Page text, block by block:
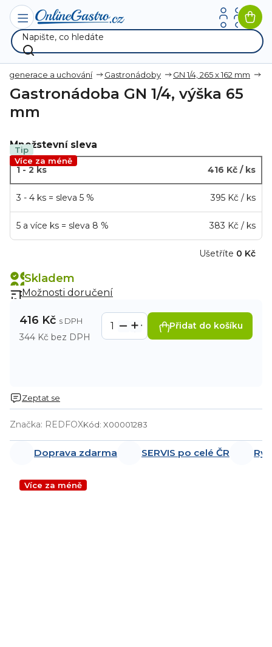
Přejít
obsah
a uchování Gastronádoby GN 1/4, 265 x 162 mm
Gastronádoba GN 1/4, výška 65
mm
Tip
Více za méně
Značka: REDFOXKód: X00001283
Skladem
Možnosti doručení
Množstevní sleva
1 - 2 ks 416 Kč / ks
3 - 4 ks = sleva 5 % 395 Kč / ks
5 a více ks = sleva 8 % 383 Kč / ks
Ušetříte 0 Kč
416 Kč
344 Kč bez DPH
Přidat do košíku
Zeptat se
Doprava zdarma SERVIS po celé ČR
Více za méně